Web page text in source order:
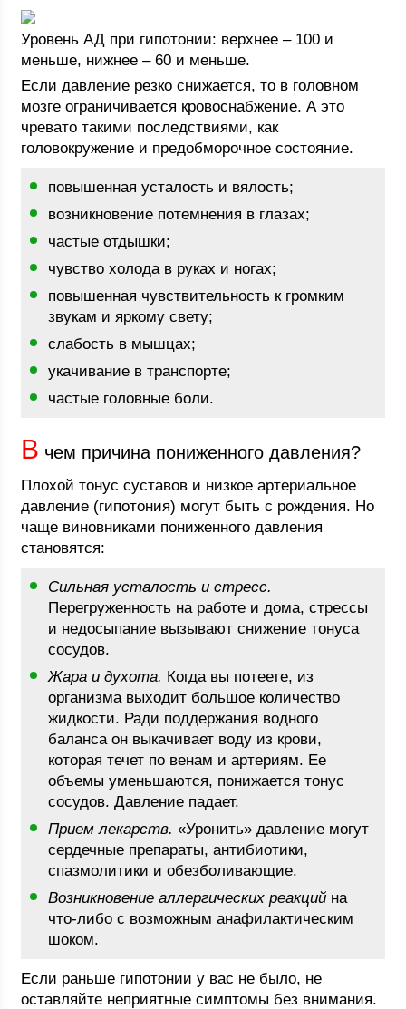
Уровень АД при гипотонии: верхнее – 100 и
меньше, нижнее – 60 и меньше.
Если давление резко снижается, то в головном
мозге ограничивается кровоснабжение. А это
чревато такими последствиями, как
головокружение и предобморочное состояние.
повышенная усталость и вялость;
возникновение потемнения в глазах;
частые отдышки;
чувство холода в руках и ногах;
повышенная чувствительность к громким
звукам и яркому свету;
слабость в мышцах;
укачивание в транспорте;
частые головные боли.
В чем причина пониженного давления?
Плохой тонус суставов и низкое артериальное
давление (гипотония) могут быть с рождения. Но
чаще виновниками пониженного давления
становятся:
Сильная усталость и стресс.
Перегруженность на работе и дома, стрессы
и недосыпание вызывают снижение тонуса
сосудов.
Жара и духота. Когда вы потеете, из
организма выходит большое количество
жидкости. Ради поддержания водного
баланса он выкачивает воду из крови,
которая течет по венам и артериям. Ее
объемы уменьшаются, понижается тонус
сосудов. Давление падает.
Прием лекарств. «Уронить» давление могут
сердечные препараты, антибиотики,
спазмолитики и обезболивающие.
Возникновение аллергических реакций на
что-либо с возможным анафилактическим
шоком.
Если раньше гипотонии у вас не было, не
оставляйте неприятные симптомы без внимания.